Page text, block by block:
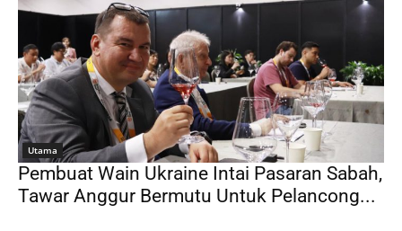
Utama
Pembuat Wain Ukraine Intai Pasaran Sabah,
Tawar Anggur Bermutu Untuk Pelancong...